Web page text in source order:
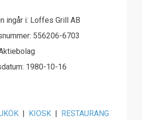
ingår i: Loffes Grill AB
556206-6703
1980-10-16
| KIOSK | RESTAURANG